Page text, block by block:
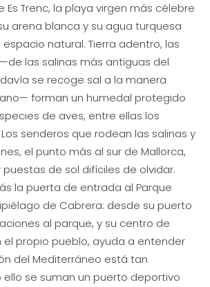
Es Trenc, la playa virgen más célebre
arena blanca y su agua turquesa
natural. Tierra adentro, las
—de las salinas más antiguas del
se recoge sal a la manera
forman un humedal protegido
de aves, entre ellas los
senderos que rodean las salinas y
el punto más al sur de Mallorca,
de sol difíciles de olvidar.
la puerta de entrada al Parque
de Cabrera: desde su puerto
al parque, y su centro de
propio pueblo, ayuda a entender
del Mediterráneo está tan
se suman un puerto deportivo